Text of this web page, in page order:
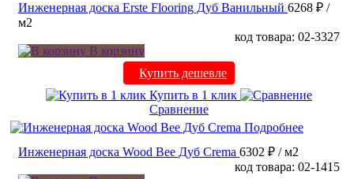
Инженерная доска Erste Flooring Дуб Ванильный 6268 ₽ /
м2
код товара: 02-3327
В корзину
Купить дешевле
Купить в 1 клик
Сравнение
Подробнее
Инженерная доска Wood Bee Дуб Crema 6302 ₽ / м2
код товара: 02-1415